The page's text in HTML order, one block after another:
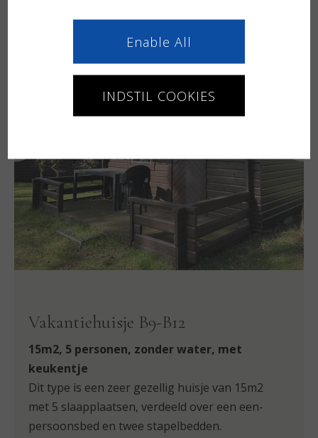
Vakantiehuisje B9-B12
15m2, 5 personen, zonder water, met
keukentje
Dit type is een zeer gezellig huisje van 15m2
met 5 slaapplaatsen, verdeeld over een een-
persoonsbed en twee stapelbedden.
INDSTIL COOKIES
Enable All